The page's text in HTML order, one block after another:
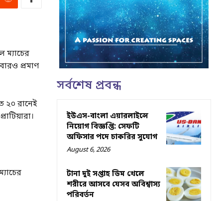
ম্যাচের
প্রমাণ
২০ রানেই
সর্বশেষ প্রবন্ধ
ইউএস-বাংলা এয়ারলাইন্সে
নিয়োগ বিজ্ঞপ্তি: সেফটি
অফিসার পদে চাকরির সুযোগ
August 6, 2026
টানা দুই সপ্তাহ ডিম খেলে
শরীরে আসবে যেসব অবিশ্বাস্য
পরিবর্তন